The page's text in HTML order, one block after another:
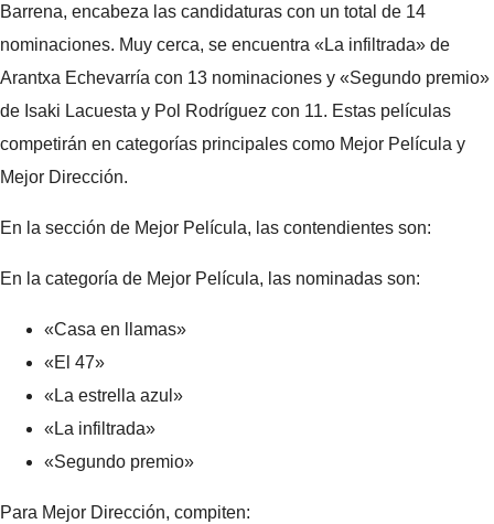
Barrena, encabeza las candidaturas con un total de 14
nominaciones. Muy cerca, se encuentra «La infiltrada» de
Arantxa Echevarría con 13 nominaciones y «Segundo premio»
de Isaki Lacuesta y Pol Rodríguez con 11. Estas películas
competirán en categorías principales como Mejor Película y
Mejor Dirección.
En la sección de Mejor Película, las contendientes son:
En la categoría de Mejor Película, las nominadas son:
«Casa en llamas»
«El 47»
«La estrella azul»
«La infiltrada»
«Segundo premio»
Para Mejor Dirección, compiten: